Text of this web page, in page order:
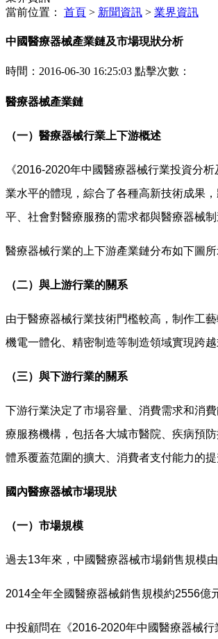
當前位置： 首頁 > 新聞資訊 > 業界資訊
中國醫療器械產業鏈及市場現狀分析
時間：2016-06-30 16:25:03 點擊次數：
醫療器械產業鏈
（一）醫療器械行業上下游概述
《2016-2020年中國醫療器械行業投資分
業水平的體現，綜合了各種高新技術成果
平、社會對醫療服務的需求都與醫療器械
醫療器械行業的上下游產業鏈分布如下圖所
（二）與上游行業的關系
由于醫療器械行業技術門檻較高，制作工
機電一體化、精密制造等制造領域實現跨
（三）與下游行業的關系
下游行業決定了市場容量、消費需求和消
療服務機構，包括各大城市醫院、疾病預
體系覆蓋范圍的擴大、消費者支付能力的
國內醫療器械市場現狀
（一）市場規模
過去13年來，中國醫療器械市場銷售規模
2014全年全國醫療器械銷售規模約2556億
中投顧問在《2016-2020年中國醫療器械